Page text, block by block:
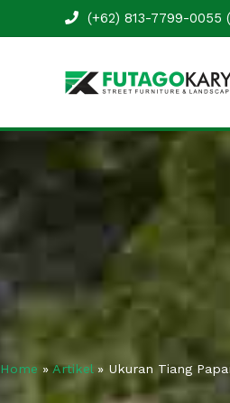
to
(+62) 813-7799-0055
Home » Artikel» Ukuran Tiang